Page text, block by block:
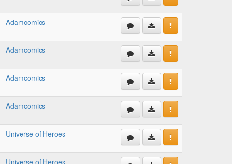
Adamcomics
Adamcomics
Adamcomics
Adamcomics
Universe of Heroes
Universe of Heroes